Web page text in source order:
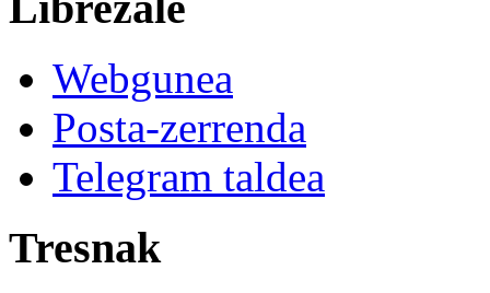
Webgunea
Posta-zerrenda
Telegram taldea
Tresnak